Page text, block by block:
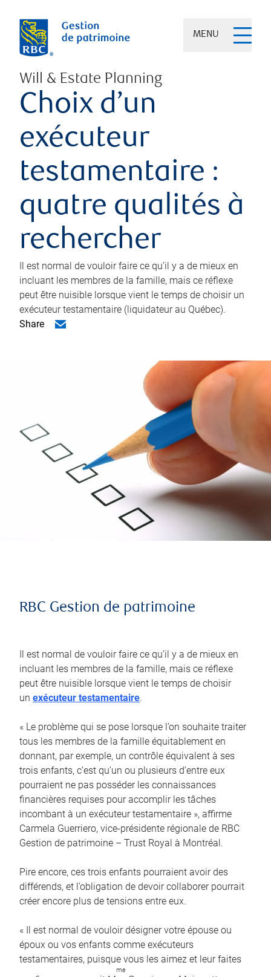
MENU
Will & Estate Planning
Choix d’un
exécuteur
testamentaire :
quatre qualités à
rechercher
Il est normal de vouloir faire ce qu’il y a de mieux en
incluant les membres de la famille, mais ce réflexe
peut être nuisible lorsque vient le temps de choisir un
exécuteur testamentaire (liquidateur au Québec).
Share
RBC Gestion de patrimoine
Il est normal de vouloir faire ce qu’il y a de mieux en
incluant les membres de la famille, mais ce réflexe
peut être nuisible lorsque vient le temps de choisir
un exécuteur testamentaire.
« Le problème qui se pose lorsque l’on souhaite traiter
tous les membres de la famille équitablement en
donnant, par exemple, un contrôle équivalent à ses
trois enfants, c’est qu’un ou plusieurs d’entre eux
pourraient ne pas posséder les connaissances
financières requises pour accomplir les tâches
incombant à un exécuteur testamentaire », affirme
Carmela Guerriero, vice-présidente régionale de RBC
Gestion de patrimoine – Trust Royal à Montréal.
Pire encore, ces trois enfants pourraient avoir des
différends, et l’obligation de devoir collaborer pourrait
créer encore plus de tensions entre eux.
« Il est normal de vouloir désigner votre épouse ou
époux ou vos enfants comme exécuteurs
testamentaires, puisque vous les aimez et leur faites
me